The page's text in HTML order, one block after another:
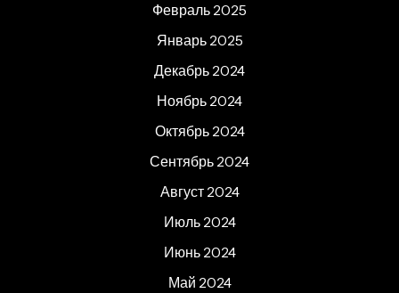
Февраль 2025
Январь 2025
Декабрь 2024
Ноябрь 2024
Октябрь 2024
Сентябрь 2024
Август 2024
Июль 2024
Июнь 2024
Май 2024